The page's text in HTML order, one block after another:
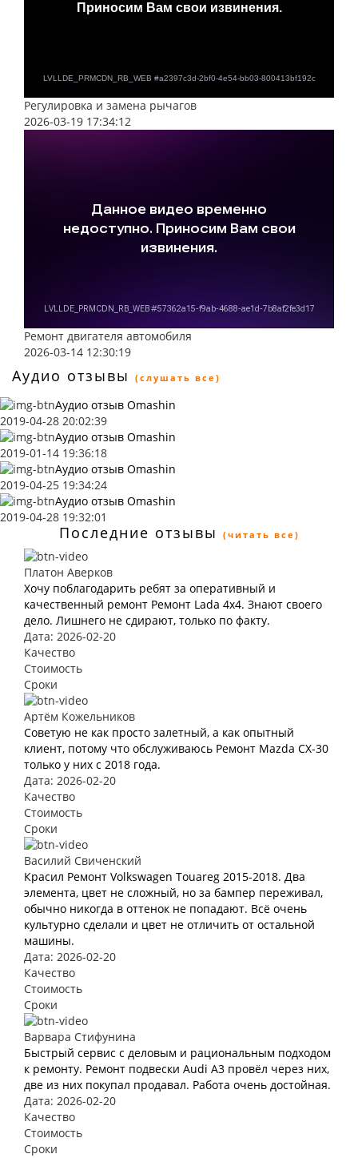
Регулировка и замена рычагов
2026-03-19 17:34:12
Ремонт двигателя автомобиля
2026-03-14 12:30:19
Аудио отзывы (слушать все)
Аудио отзыв Omashin
2019-04-28 20:02:39
Аудио отзыв Omashin
2019-01-14 19:36:18
Аудио отзыв Omashin
2019-04-25 19:34:24
Аудио отзыв Omashin
2019-04-28 19:32:01
Последние отзывы (читать все)
Платон Аверков
Хочу поблагодарить ребят за оперативный и
качественный ремонт Ремонт Lada 4х4. Знают своего
дело. Лишнего не сдирают, только по факту.
Дата: 2026-02-20
Качество
Стоимость
Сроки
Артём Кожельников
Советую не как просто залетный, а как опытный
клиент, потому что обслуживаюсь Ремонт Mazda CX-30
только у них с 2018 года.
Дата: 2026-02-20
Качество
Стоимость
Сроки
Василий Свиченский
Красил Ремонт Volkswagen Touareg 2015-2018. Два
элемента, цвет не сложный, но за бампер переживал,
обычно никогда в оттенок не попадают. Всё очень
культурно сделали и цвет не отличить от остальной
машины.
Дата: 2026-02-20
Качество
Стоимость
Сроки
Варвара Стифунина
Быстрый сервис с деловым и рациональным подходом
к ремонту. Ремонт подвески Audi A3 провёл через них,
две из них покупал продавал. Работа очень достойная.
Дата: 2026-02-20
Качество
Стоимость
Сроки